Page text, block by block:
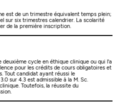
est de un trimestre équivalent temps plein;
sur six trimestres calendrier. La scolarité
de la première inscription.
cycle en éthique clinique ou qui l'a
pour les crédits de cours obligatoires et
Tout candidat ayant réussi le
sur 4.3 est admissible à la M. Sc.
Toutefois, la réussite du